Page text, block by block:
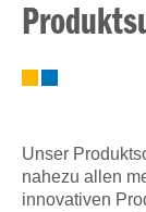
Unser
nahezu allen
innovativen